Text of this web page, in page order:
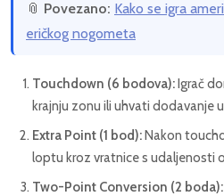
📎 Povezano: Kako se igra
eričkog nogometa
Touchdown (6 bodova):Igrač
krajnju zonu ili uhvati dodavanje
Extra Point (1 bod):Nakon
loptu kroz vratnice s udaljenosti
Two-Point Conversion (2 boda):